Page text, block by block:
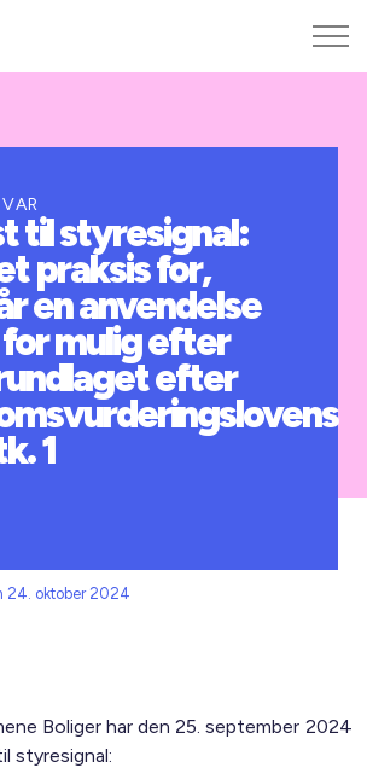
til styresignal:
praksis for,
en anvendelse
mulig efter
efter
1
24. oktober 2024
Boliger har den 25. september 2024
styresignal: